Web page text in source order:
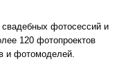
фотосессий и
120 фотопроектов
и фотомоделей.